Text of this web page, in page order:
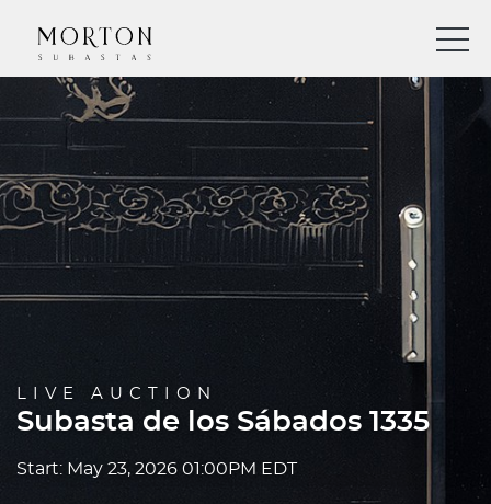
LIVE AUCTION
Subasta de los Sábados 1335
Start: May 23, 2026 01:00PM EDT